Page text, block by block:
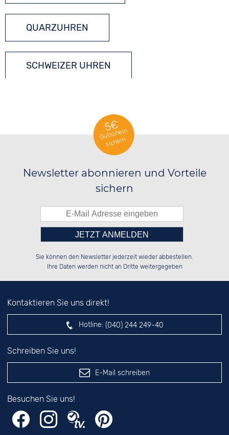
QUARZUHREN
SCHWEIZER UHREN
5€
Gutschein
sichern
Newsletter abonnieren und Vorteile
sichern
██░░██░░██░░██░░██░░██░░██░░██░░
██████░░██████░░██░░██░░██████░░
░░░░██░░░░░░██░░██░░██░░░░░░██░░
Bitte tragen Sie die Zahl in
das nebenstehende Feld ein.
Sie können den Newsletter jederzeit wieder abbestellen.
Ihre Daten werden nicht an Dritte weitergegeben
Kontaktieren Sie uns direkt!
Hotline: (040) 244 249-40
Schreiben Sie uns!
E-Mail schreiben
Besuchen Sie uns!